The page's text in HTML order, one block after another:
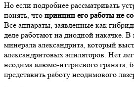
Но если подробнее рассматривать
понять, что принцип его работы не
Все аппараты, заявленные как
деле работают на диодной накачке. В
минерала александрита, который
александритовых эпиляторов. Нет
неодима алюмо-иттриевого граната,
представить работу неодимового